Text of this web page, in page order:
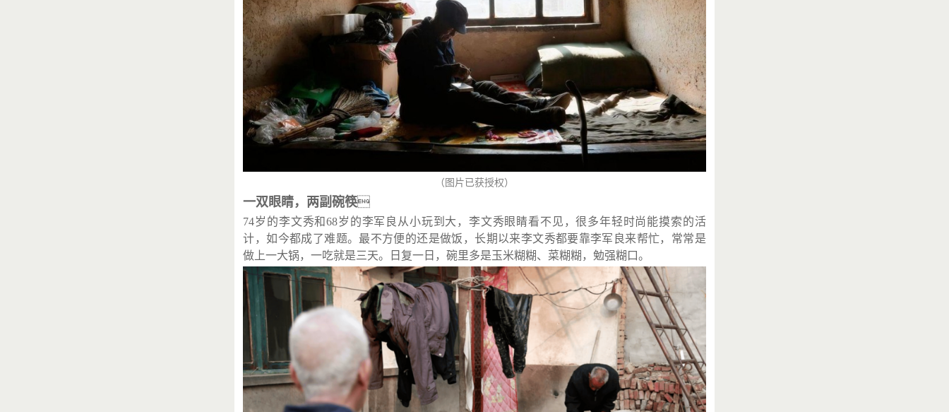
（图片已获授权）
一双眼睛，两副碗筷
74岁的李文秀和68岁的李军良从小玩到大，李文秀眼睛看不见，很多年轻时尚能摸索的活
计，如今都成了难题。最不方便的还是做饭，长期以来李文秀都要靠李军良来帮忙，常常是
做上一大锅，一吃就是三天。日复一日，碗里多是玉米糊糊、菜糊糊，勉强糊口。